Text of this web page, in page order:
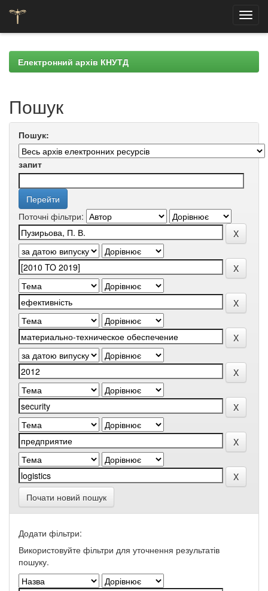
navigationЕлектронний архів КНУТД
Пошук
Пошук:
запит
Поточні фільтри:
Почати новий пошук
Додати фільтри:
Використовуйте фільтри для уточнення результатів
пошуку.